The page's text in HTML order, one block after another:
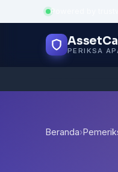
Powered by
Beranda›